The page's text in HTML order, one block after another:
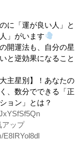
放出する日。日々の活
自分の目標に向かって、
しょう。
に「運が良い人」と
」がいます
開運法も、自分の星
と逆効果になること
主星別】！あなたの
、数分でできる「正
ョン」とは？
アップ